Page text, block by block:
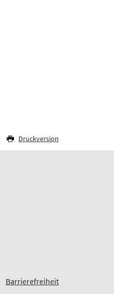
Druckversion
Barrierefreiheit